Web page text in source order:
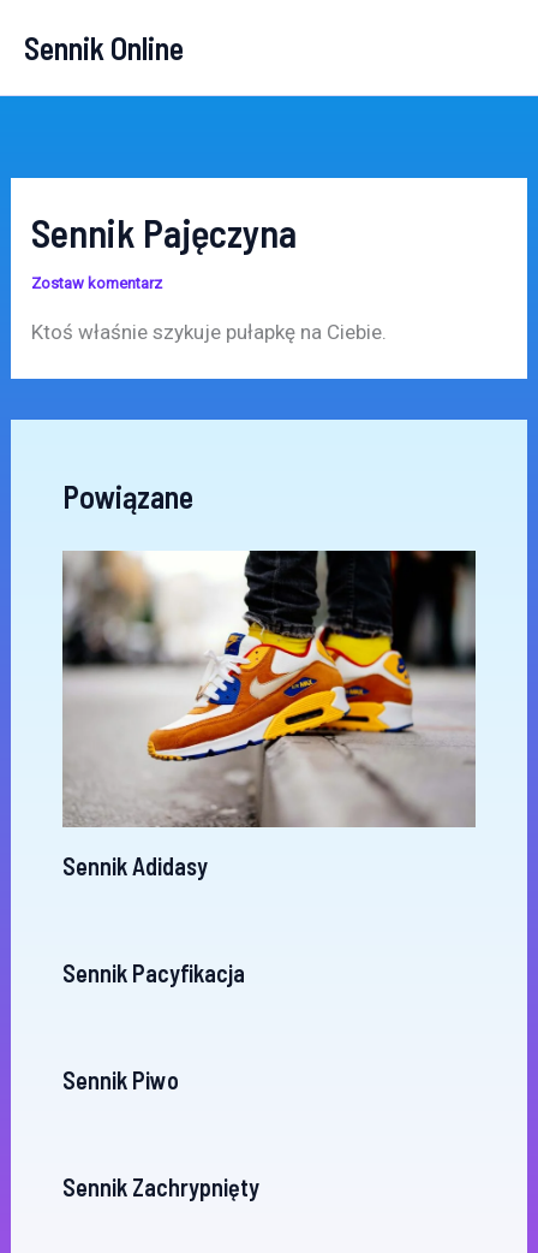
Sennik Online
Sennik Pajęczyna
Zostaw komentarz
Ktoś właśnie szykuje pułapkę na Ciebie.
Powiązane
Sennik Adidasy
Sennik Pacyfikacja
Sennik Piwo
Sennik Zachrypnięty